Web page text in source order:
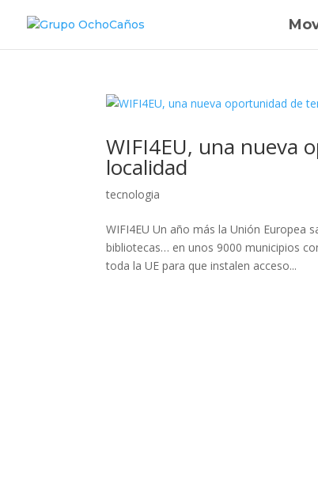
WIFI4EU, una nueva
localidad
tecnologia
WIFI4EU Un año más la Unión Europea
bibliotecas… en unos 9000 municipios
toda la UE para que instalen acceso...